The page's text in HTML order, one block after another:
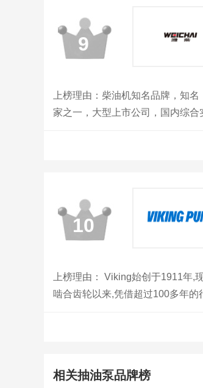
9
上榜理由：柴油机知名品牌，知
家之一，大型上市公司，国内综合
10
上榜理由： Viking始创于1911年,
啮合齿轮以来,凭借超过100多年
相关抽油泵品牌榜